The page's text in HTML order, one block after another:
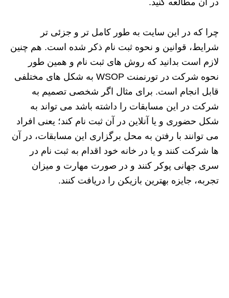
در آن مطالعه کنید.
چرا که در این سایت به طور کامل تر و جزئی تر
شرایط، قوانین و نحوه ثبت نام ذکر شده است. هم چنین
لازم است بدانید که روش های ثبت نام و همین طور
نحوه شرکت در تورنمنت WSOP به شکل های مختلفی
قابل انجام است. برای مثال اگر شخصی تصمیم به
شرکت در این مسابقات را داشته باشد می تواند به
شکل حضوری و یا آنلاین در آن ثبت نام کند؛ یعنی افراد
می توانند با رفتن به محل برگزاری این مسابقات، در آن
ها شرکت کنند و یا در خانه خود اقدام به ثبت نام در
سری جهانی پوکر کنند و در صورت مهارت و میزان
تجربه، جایزه بهترین بازیکن را دريافت کنند.